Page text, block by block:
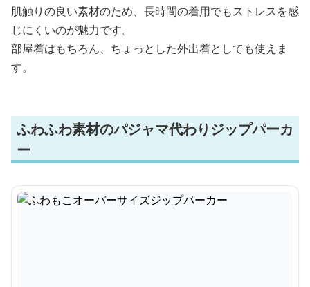
肌触りの良い素材のため、長時間の着用でもストレスを感
じにくいのが魅力です。
部屋着はもちろん、ちょっとした外出着としても使えま
す。
ふわふわ素材のパジャマ代わりジップパーカ
ー